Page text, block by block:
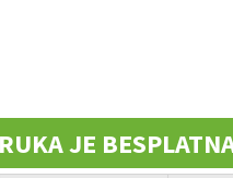
JE